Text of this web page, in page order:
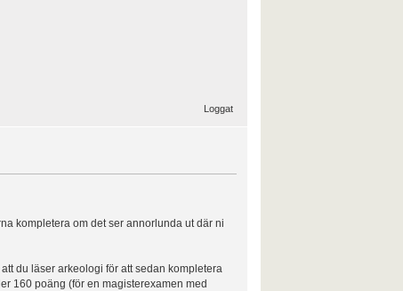
Loggat
kompletera om det ser annorlunda ut där ni
du läser arkeologi för att sedan kompletera
160 poäng (för en magisterexamen med